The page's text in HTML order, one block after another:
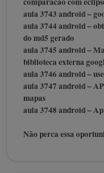
aula 3743 android –
aula 3744 android –
do md5 gerado
aula 3745 android –
biblioteca externa
aula 3746 android –
aula 3747 android –
mapas
aula 3748 android –
Não perca essa